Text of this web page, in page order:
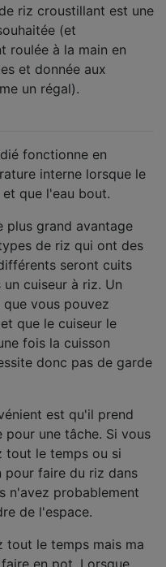
riz croustillant est une
(et
roulée à la main en
et donnée aux
un régal).
fonctionne en
interne lorsque le
que l'eau bout.
plus grand avantage
de riz qui ont des
seront cuits
cuiseur à riz. Un
vous pouvez
que le cuiseur le
fois la cuisson
donc pas de garde
est qu'il prend
pour une tâche. Si vous
tout le temps ou si
pour faire du riz dans
n'avez probablement
de l'espace.
tout le temps mais ma
en pot. Lorsque